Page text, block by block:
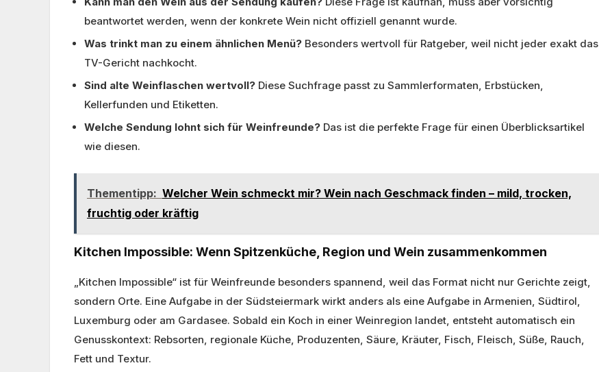
beantwortet werden, wenn der konkrete Wein nicht offiziell genannt wurde.
Was trinkt man zu einem ähnlichen Menü? Besonders wertvoll für Ratgeber, weil nicht jeder exakt das
TV-Gericht nachkocht.
Sind alte Weinflaschen wertvoll? Diese Suchfrage passt zu Sammlerformaten, Erbstücken,
Kellerfunden und Etiketten.
Welche Sendung lohnt sich für Weinfreunde? Das ist die perfekte Frage für einen Überblicksartikel
wie diesen.
Thementipp: Welcher Wein schmeckt mir? Wein nach Geschmack finden – mild, trocken,
fruchtig oder kräftig
Kitchen Impossible: Wenn Spitzenküche, Region und Wein zusammenkommen
„Kitchen Impossible“ ist für Weinfreunde besonders spannend, weil das Format nicht nur Gerichte zeigt,
sondern Orte. Eine Aufgabe in der Südsteiermark wirkt anders als eine Aufgabe in Armenien, Südtirol,
Luxemburg oder am Gardasee. Sobald ein Koch in einer Weinregion landet, entsteht automatisch ein
Genusskontext: Rebsorten, regionale Küche, Produzenten, Säure, Kräuter, Fisch, Fleisch, Süße, Rauch,
Fett und Textur.